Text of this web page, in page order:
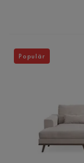
Populär